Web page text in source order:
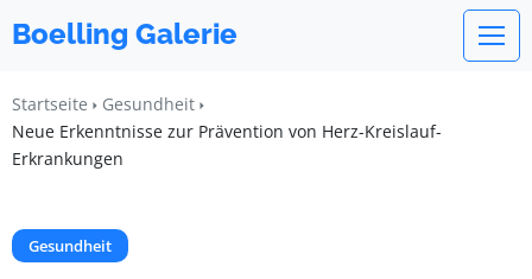
Boelling Galerie
Startseite
Gesundheit
Neue Erkenntnisse zur Prävention von Herz-Kreislauf-
Erkrankungen
Gesundheit